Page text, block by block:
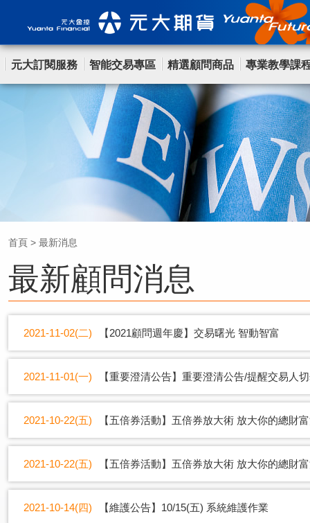
元大訂閱服務 智能交易專區 精選顧問商品 專業教學課
首頁 > 最新消息
最新顧問消息
2021-11-02(二) 【2021顧問週年慶】交易曙光 智動智富
2021-11-01(一) 【重要澄清公告】重要澄清公告/提醒交易人
2021-10-22(五) 【五倍券活動】五倍券放大術 放大你的總財
2021-10-22(五) 【五倍券活動】五倍券放大術 放大你的總財
2021-10-14(四) 【維護公告】10/15(五) 系統維護作業